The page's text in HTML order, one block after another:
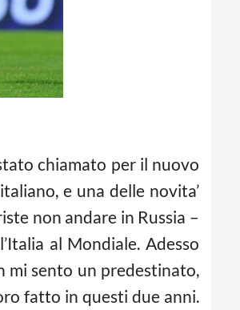
chiamato per il nuovo
e una delle novita’
non andare in Russia –
al Mondiale. Adesso
mi sento un predestinato,
fatto in questi due anni.